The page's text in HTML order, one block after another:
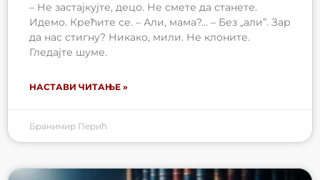
– Не застајкујте, децо. Не смете да станете.
Идемо. Крећите се. – Али, мама?… – Без „али”. Зар
да нас стигну? Никако, мили. Не клоните.
Гледајте шуме.
НАСТАВИ ЧИТАЊЕ »
Бранимир Перић